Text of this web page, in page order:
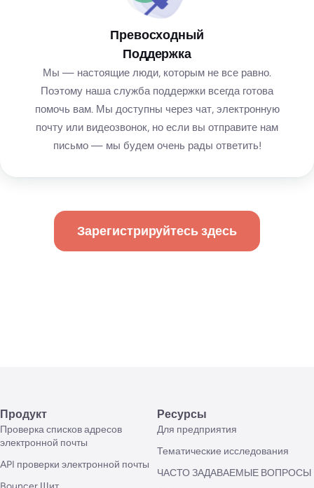
Превосходный
Поддержка
Мы — настоящие люди, которым не все равно.
Поэтому наша служба поддержки всегда готова
помочь вам. Мы доступны через чат, электронную
почту или видеозвонок, но если вы отправите нам
письмо — мы будем очень рады ответить!
Зарегистрируйтесь здесь
Продукт
Проверка списков адресов
электронной почты
API проверки электронной почты
Ресурсы
Для предприятия
Тематические исследования
ЧАСТО ЗАДАВАЕМЫЕ ВОПРОСЫ